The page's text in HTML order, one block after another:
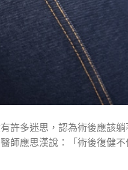
許多迷思，認為術後應該
師應思漢說：「術後復健